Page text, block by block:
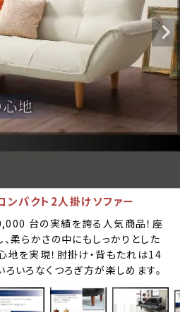
ンパクト2人掛けソファー
台の実績を誇る人気商品！座
柔らかさの中にもしっかりとした
地を実現！肘掛け・背もたれは14
いろなくつろぎ方が楽しめます。